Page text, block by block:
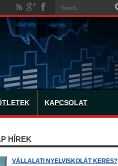
KAPCSOLAT
HÍREK
VÁLLALATI NYELVISKOLÁT KERES?